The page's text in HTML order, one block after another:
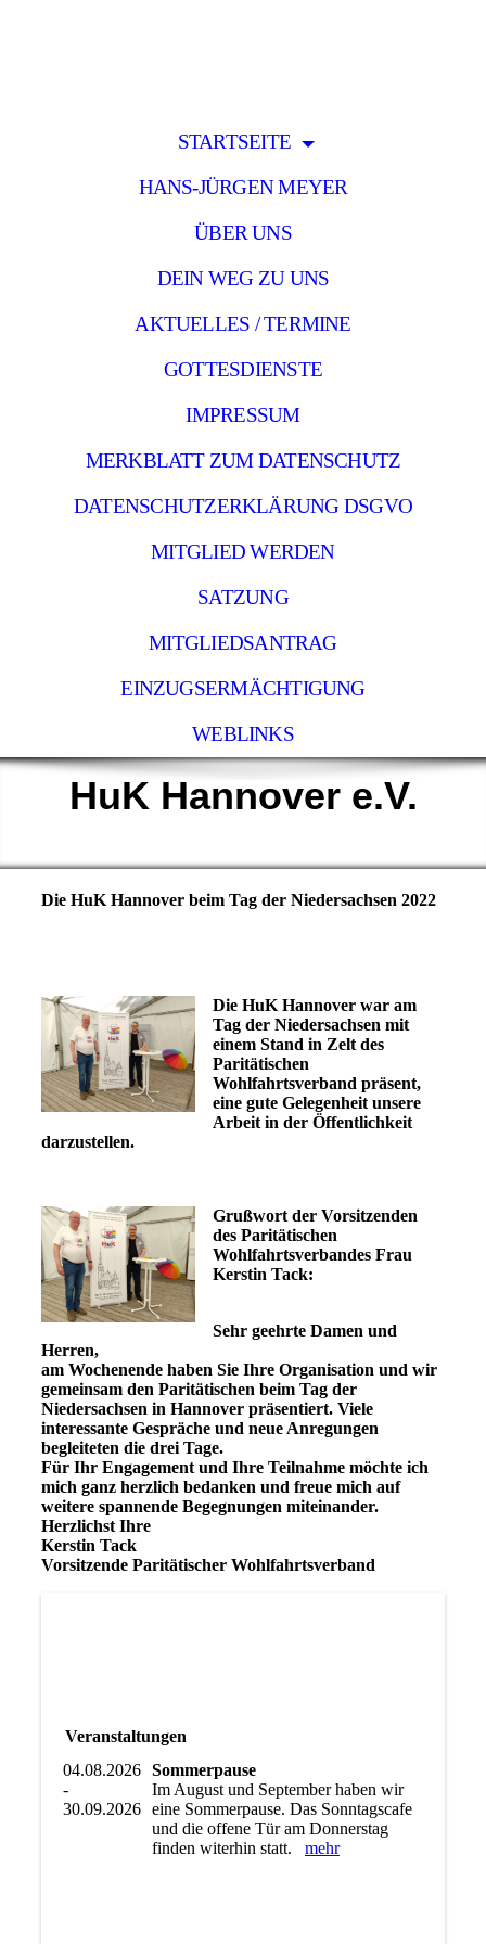
STARTSEITE
HANS-JÜRGEN MEYER
ÜBER UNS
DEIN WEG ZU UNS
AKTUELLES / TERMINE
GOTTESDIENSTE
IMPRESSUM
MERKBLATT ZUM DATENSCHUTZ
DATENSCHUTZERKLÄRUNG DSGVO
MITGLIED WERDEN
SATZUNG
MITGLIEDSANTRAG
EINZUGSERMÄCHTIGUNG
WEBLINKS
HuK Hannover e.V.
Die HuK Hannover beim Tag der Niedersachsen 2022
Die HuK Hannover war am
Tag der Niedersachsen mit
einem Stand in Zelt des
Paritätischen
Wohlfahrtsverband präsent,
eine gute Gelegenheit unsere
Arbeit in der Öffentlichkeit
darzustellen.
Grußwort der Vorsitzenden
des Paritätischen
Wohlfahrtsverbandes Frau
Kerstin Tack:
Sehr geehrte Damen und
Herren,
am Wochenende haben Sie Ihre Organisation und wir
gemeinsam den Paritätischen beim Tag der
Niedersachsen in Hannover präsentiert. Viele
interessante Gespräche und neue Anregungen
begleiteten die drei Tage.
Für Ihr Engagement und Ihre Teilnahme möchte ich
mich ganz herzlich bedanken und freue mich auf
weitere spannende Begegnungen miteinander.
Herzlichst Ihre
Kerstin Tack
Vorsitzende Paritätischer Wohlfahrtsverband
Veranstaltungen
04.08.2026
-
30.09.2026
Sommerpause
Im August und September haben wir
eine Sommerpause. Das Sonntagscafe
und die offene Tür am Donnerstag
finden witerhin statt. mehr